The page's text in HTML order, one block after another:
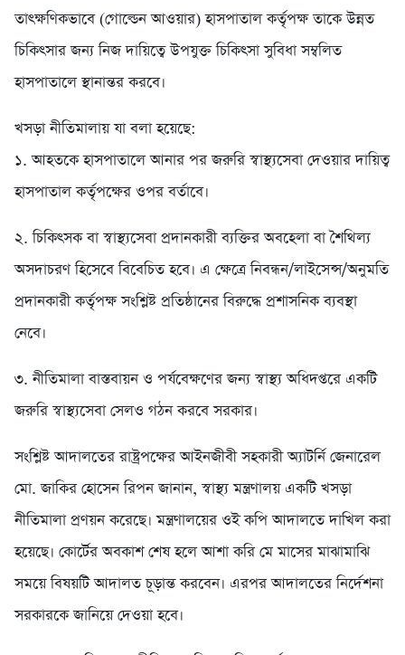
তাৎক্ষণিকভাবে (গোল্ডেন আওয়ার) হাসপাতাল কর্তৃপক্ষ তাকে উন্নত
চিকিৎসার জন্য নিজ দায়িত্বে উপযুক্ত চিকিৎসা সুবিধা সম্বলিত
হাসপাতালে স্থানান্তর করবে।
খসড়া নীতিমালায় যা বলা হয়েছে:
১. আহতকে হাসপাতালে আনার পর জরুরি স্বাস্থ্যসেবা দেওয়ার দায়িত্ব
হাসপাতাল কর্তৃপক্ষের ওপর বর্তাবে।
২. চিকিৎসক বা স্বাস্থ্যসেবা প্রদানকারী ব্যক্তির অবহেলা বা শৈথিল্য
অসদাচরণ হিসেবে বিবেচিত হবে। এ ক্ষেত্রে নিবন্ধন/লাইসেন্স/অনুমতি
প্রদানকারী কর্তৃপক্ষ সংশ্লিষ্ট প্রতিষ্ঠানের বিরুদ্ধে প্রশাসনিক ব্যবস্থা
নেবে।
৩. নীতিমালা বাস্তবায়ন ও পর্যবেক্ষণের জন্য স্বাস্থ্য অধিদপ্তরে একটি
জরুরি স্বাস্থ্যসেবা সেলও গঠন করবে সরকার।
সংশ্লিষ্ট আদালতের রাষ্ট্রপক্ষের আইনজীবী সহকারী অ্যাটর্নি জেনারেল
মো. জাকির হোসেন রিপন জানান, স্বাস্থ্য মন্ত্রণালয় একটি খসড়া
নীতিমালা প্রণয়ন করেছে। মন্ত্রণালয়ের ওই কপি আদালতে দাখিল করা
হয়েছে। কোর্টের অবকাশ শেষ হলে আশা করি মে মাসের মাঝামাঝি
সময়ে বিষয়টি আদালত চূড়ান্ত করবেন। এরপর আদালতের নির্দেশনা
সরকারকে জানিয়ে দেওয়া হবে।